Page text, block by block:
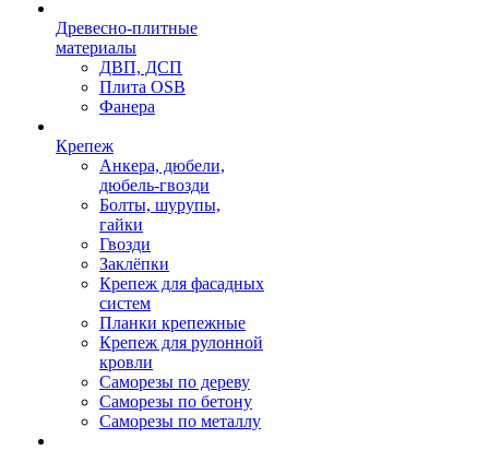
Древесно-плитные
материалы
ДВП, ДСП
Плита OSB
Фанера
Крепеж
Анкера, дюбели,
дюбель-гвозди
Болты, шурупы,
гайки
Гвозди
Заклёпки
Крепеж для фасадных
систем
Планки крепежные
Крепеж для рулонной
кровли
Саморезы по дереву
Саморезы по бетону
Саморезы по металлу